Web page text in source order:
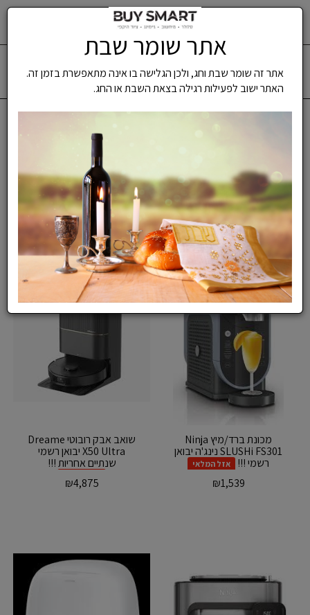
משלוח מהיר
עד -7 ימי עסקים
מוצרי חשמל
‹
«
1
(current)
2
סינון ומיון ›
‏מכונת ברד/מיץ Ninja
SLUSHi FS301 נינג'ה יבואן
רשמי !!!
אזל המלאי
₪1,539
‏שואב אבק רובוטי Dreame
X50 Ultra יבואן רשמי
שנתיים אחריות !!!
₪4,875
אתר שומר שבת
אתר זה שומר שבת וחג, ולכן הגלישה בו אינה מתאפשרת בזמן זה.
האתר ישוב לפעילות רגילה בצאת השבת או החג.